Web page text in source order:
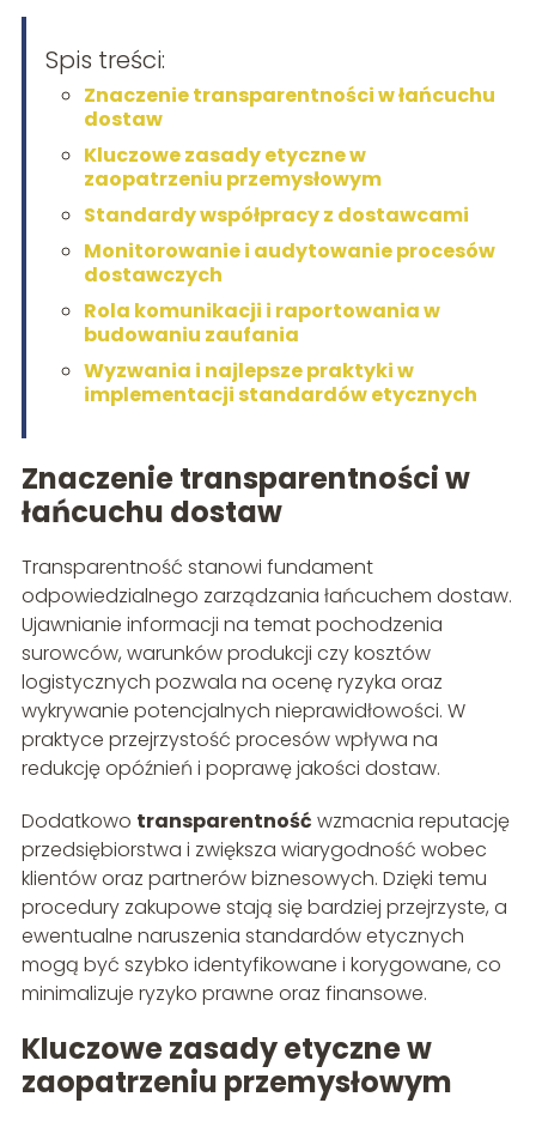
Spis treści:
Znaczenie transparentności w łańcuchu
dostaw
Kluczowe zasady etyczne w
zaopatrzeniu przemysłowym
Standardy współpracy z dostawcami
Monitorowanie i audytowanie procesów
dostawczych
Rola komunikacji i raportowania w
budowaniu zaufania
Wyzwania i najlepsze praktyki w
implementacji standardów etycznych
Znaczenie transparentności w
łańcuchu dostaw
Transparentność stanowi fundament
odpowiedzialnego zarządzania łańcuchem dostaw.
Ujawnianie informacji na temat pochodzenia
surowców, warunków produkcji czy kosztów
logistycznych pozwala na ocenę ryzyka oraz
wykrywanie potencjalnych nieprawidłowości. W
praktyce przejrzystość procesów wpływa na
redukcję opóźnień i poprawę jakości dostaw.
Dodatkowo transparentność wzmacnia reputację
przedsiębiorstwa i zwiększa wiarygodność wobec
klientów oraz partnerów biznesowych. Dzięki temu
procedury zakupowe stają się bardziej przejrzyste, a
ewentualne naruszenia standardów etycznych
mogą być szybko identyfikowane i korygowane, co
minimalizuje ryzyko prawne oraz finansowe.
Kluczowe zasady etyczne w
zaopatrzeniu przemysłowym